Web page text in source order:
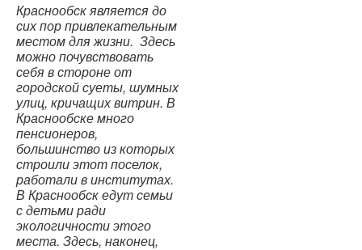
Краснообск является до
сих пор привлекательным
местом для жизни. Здесь
можно почувствовать
себя в стороне от
городской суеты, шумных
улиц, кричащих витрин. В
Краснообске много
пенсионеров,
большинство из которых
строили этот поселок,
работали в институтах.
В Краснообск едут семьи
с детьми ради
экологичности этого
места. Здесь, наконец,